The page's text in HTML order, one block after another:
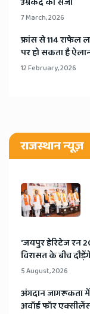
7 March, 2026
​फ्रांस से 114 राफेल
पर हो सकता है
12 February, 2026
राजस्थान न्यूज़
​'जयपुर हेरिटेज रन
विरासत के बीच
5 August, 2026
अंगदान जागरूकता में
अवॉर्ड फॉर